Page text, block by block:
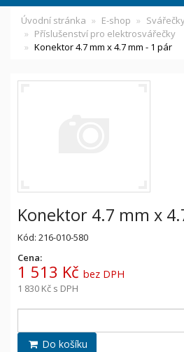
Úvodní stránka E-shop
Příslušenství pro elektrosvářečky
Konektor 4.7 mm x 4.7 mm - 1 pár
Konektor 4.7 mm x
Kód: 216-010-580
Cena:
1 513 Kč bez DPH
1 830 Kč s DPH
Do košíku